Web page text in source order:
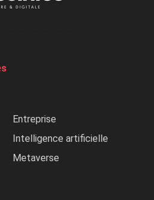
Entreprise
Intelligence artificielle
Metaverse